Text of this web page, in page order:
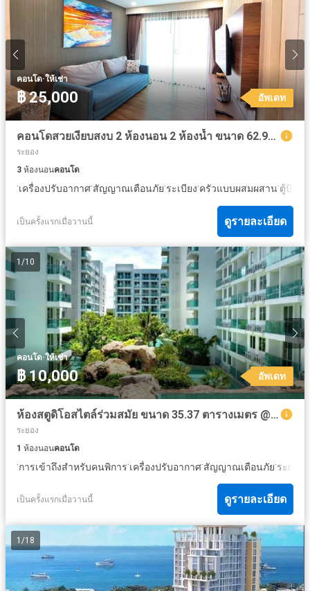
คอนโด·ให้เช่า
฿ 25,000 อัพเดท
คอนโดสวยเงียบสงบ 2 ห้องนอน 2 ห้องน้ำ ขนาด 62.92 ตร.ม. @ ดุสิต แกรนด์ พาร์ค 1
ระยอง
3 ห้องนอนคอนโด
·เครื่องปรับอากาศ·สัญญาณเตือนภัย·ระเบียง·ครัวแบบผสมผสาน·ตู้บิวท์
เป็นครั้งแรกเมื่อวานนี้ ดูรายละเอียด
1 /10
คอนโด·ให้เช่า
฿ 10,000 อัพเดท
ห้องสตูดิโอสไตล์ร่วมสมัย ขนาด 35.37 ตารางเมตร @Amazon Condo Pattaya
ระยอง
1 ห้องนอนคอนโด
·การเข้าถึงสำหรับคนพิการ·เครื่องปรับอากาศ·สัญญาณเตือนภัย·ระเบียง
เป็นครั้งแรกเมื่อวานนี้ ดูรายละเอียด
1 /18